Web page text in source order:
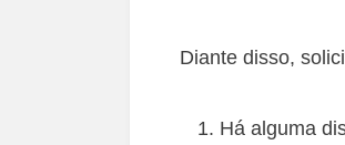
Diante disso,
Há alguma